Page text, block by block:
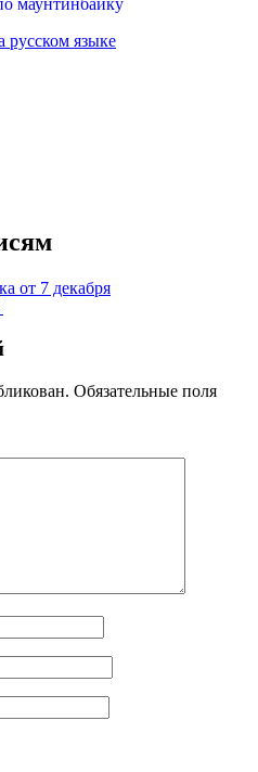
маунтинбайку
русском языке
от 7 декабря
Обязательные поля